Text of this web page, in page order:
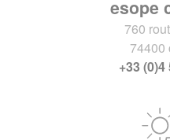
esope
760
74400
+33 (0)4